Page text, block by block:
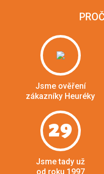
Jsme ověření
zákazníky Heuréky
29
Jsme tady už
od roku 1997